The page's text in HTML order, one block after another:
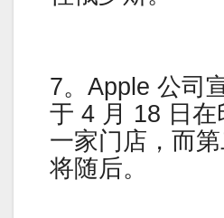
7。Apple 公司
于 4 月 18 日在
一家门店，而
将随后。